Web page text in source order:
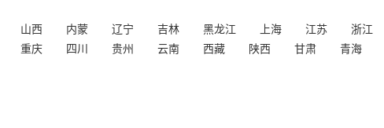
山西 内蒙 辽宁 吉林 黑龙江 上海 江苏 浙江
重庆 四川 贵州 云南 西藏 陕西 甘肃 青海